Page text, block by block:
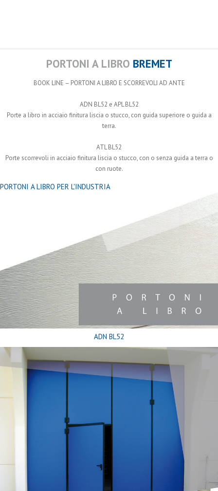
PORTONI A LIBRO BREMET
BOOK LINE – PORTONI A LIBRO E SCORREVOLI AD ANTE
ADN BL52 e APL BL52
Porte a libro in acciaio finitura liscia o stucco, con guida superiore o guida a
terra.
ATL BL52
Porte scorrevoli in acciaio finitura liscia o stucco, con o senza guida a terra o
con ruote.
PORTONI A LIBRO PER L'INDUSTRIA
ADN BL52